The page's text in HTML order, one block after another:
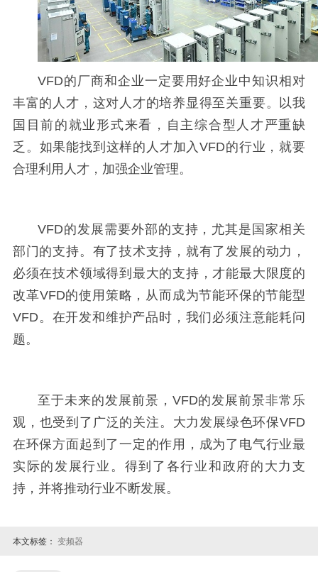
VFD的厂商和企业一定要用好企业中知识相对
丰富的人才，这对人才的培养显得至关重要。以我
国目前的就业形式来看，自主综合型人才严重缺
乏。如果能找到这样的人才加入VFD的行业，就要
合理利用人才，加强企业管理。
VFD的发展需要外部的支持，尤其是国家相关
部门的支持。有了技术支持，就有了发展的动力，
必须在技术领域得到最大的支持，才能最大限度的
改革VFD的使用策略，从而成为节能环保的节能型
VFD。在开发和维护产品时，我们必须注意能耗问
题。
至于未来的发展前景，VFD的发展前景非常乐
观，也受到了广泛的关注。大力发展绿色环保VFD
在环保方面起到了一定的作用，成为了电气行业最
实际的发展行业。得到了各行业和政府的大力支
持，并将推动行业不断发展。
本文标签： 变频器